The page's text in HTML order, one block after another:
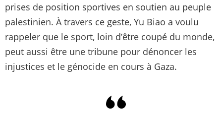
prises de position sportives en soutien au peuple
palestinien. À travers ce geste, Yu Biao a voulu
rappeler que le sport, loin d’être coupé du monde,
peut aussi être une tribune pour dénoncer les
injustices et le génocide en cours à Gaza.